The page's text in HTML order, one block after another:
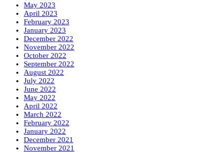
May 2023
April 2023
February 2023
January 2023
December 2022
November 2022
October 2022
September 2022
August 2022
July 2022
June 2022
May 2022
April 2022
March 2022
February 2022
January 2022
December 2021
November 2021